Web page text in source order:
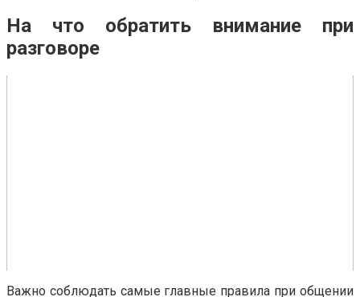
На что обратить внимание при
разговоре
Важно соблюдать самые главные правила при общении